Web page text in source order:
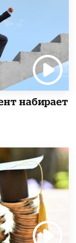
набирает